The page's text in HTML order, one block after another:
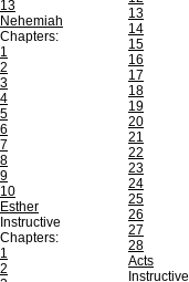
13
Nehemiah
Chapters:
1
2
3
4
5
6
7
8
9
10
Esther
Instructive
Chapters:
1
2
13
14
15
16
17
18
19
20
21
22
23
24
25
26
27
28
Acts
Instructive